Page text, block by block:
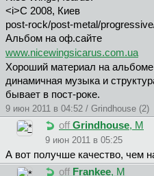
<i>С 2008, Киев
post-rock/post-metal/
Альбом на оф.сайте
www.nicewingsicarus.com.ua
Хороший материал на
динамичная музыка и
бывает в пост-роке.
9 июн 2011 в 04:52 / Grindhouse (2)
off Grindhouse, М
9 июн 2011 в 05:25
А вот получше качество, чем
off Frankee, М